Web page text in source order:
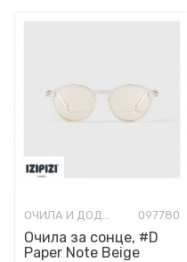
ОЧИЛА И ДОДАТОЦИ 097780
Очила за сонце, #D
Paper Note Beige